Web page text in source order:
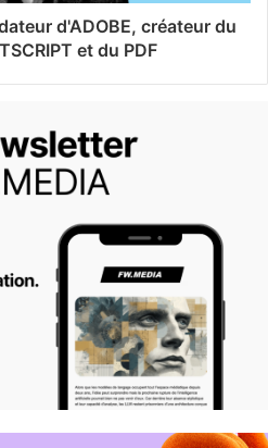
d'ADOBE, créateur du
et du PDF